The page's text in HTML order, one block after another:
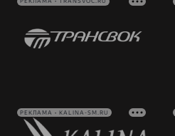
РЕКЛАМА • KALINA-SM.RU